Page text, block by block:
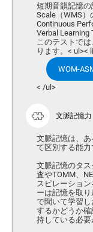
短期音韻記憶
Scale（WMS）
Continuous
Verbal Learning
このテストで
ります。< ul><
WOM-
< /ul>
文脈記憶力
文脈記憶は、
て区別する能力
文脈記憶のタ
査やTOMM、
スピレーショ
ーは記憶を取
で聞いて学習
するかどうか
持している必要